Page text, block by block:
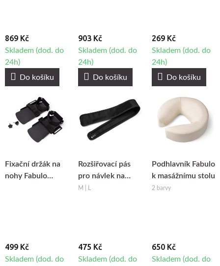
869 Kč
Skladem (dod. do
24h)
Do košíku
903 Kč
Skladem (dod. do
24h)
Do košíku
269 Kč
Skladem (dod. do
24h)
Do košíku
Fixační držák na
nohy Fabulo
499 Kč
Skladem (dod. do
Rozšiřovací pás
pro návlek na
nohu Fabulo
M | L
475 Kč
Skladem (dod. do
Podhlavník Fabulo
k masážnímu stolu
2 barvy
650 Kč
Skladem (dod. do